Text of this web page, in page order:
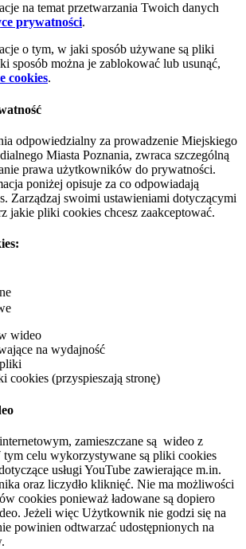
na temat przetwarzania Twoich danych
prywatności.
o tym, w jaki sposób używane są pliki
sposób można je zablokować lub usunąć,
cookies.
odpowiedzialny za prowadzenie Miejskiego
Miasta Poznania, zwraca szczególną
prawa użytkowników do prywatności.
poniżej opisuje za co odpowiadają
Zarządzaj swoimi ustawieniami dotyczącymi
jakie pliki cookies chcesz zaakceptować.
wideo
na wydajność
cookies (przyspieszają stronę)
zamieszczane są wideo z
tym celu wykorzystywane są pliki cookies
usługi YouTube zawierające m.in.
oraz liczydło kliknięć. Nie ma możliwości
cookies ponieważ ładowane są dopiero
Jeżeli więc Użytkownik nie godzi się na
powinien odtwarzać udostępnionych na